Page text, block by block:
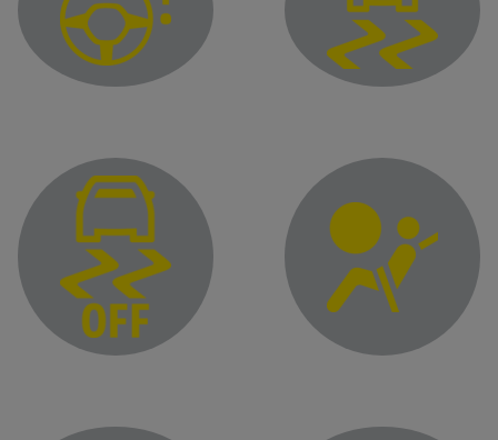
Variable power assisted steering warning lightElectronic stability
Electronic Stability Control (ESC) and/or traction control
Driver and passenger